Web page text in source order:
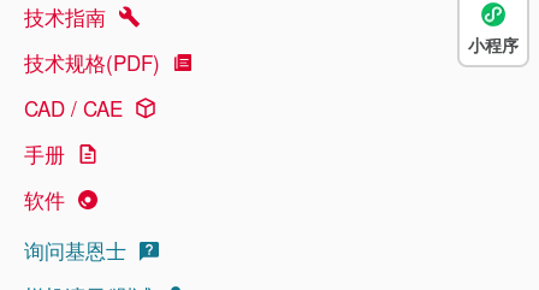
技术指南
技术规格(PDF)
CAD / CAE
手册
软件
询问基恩士
小程序